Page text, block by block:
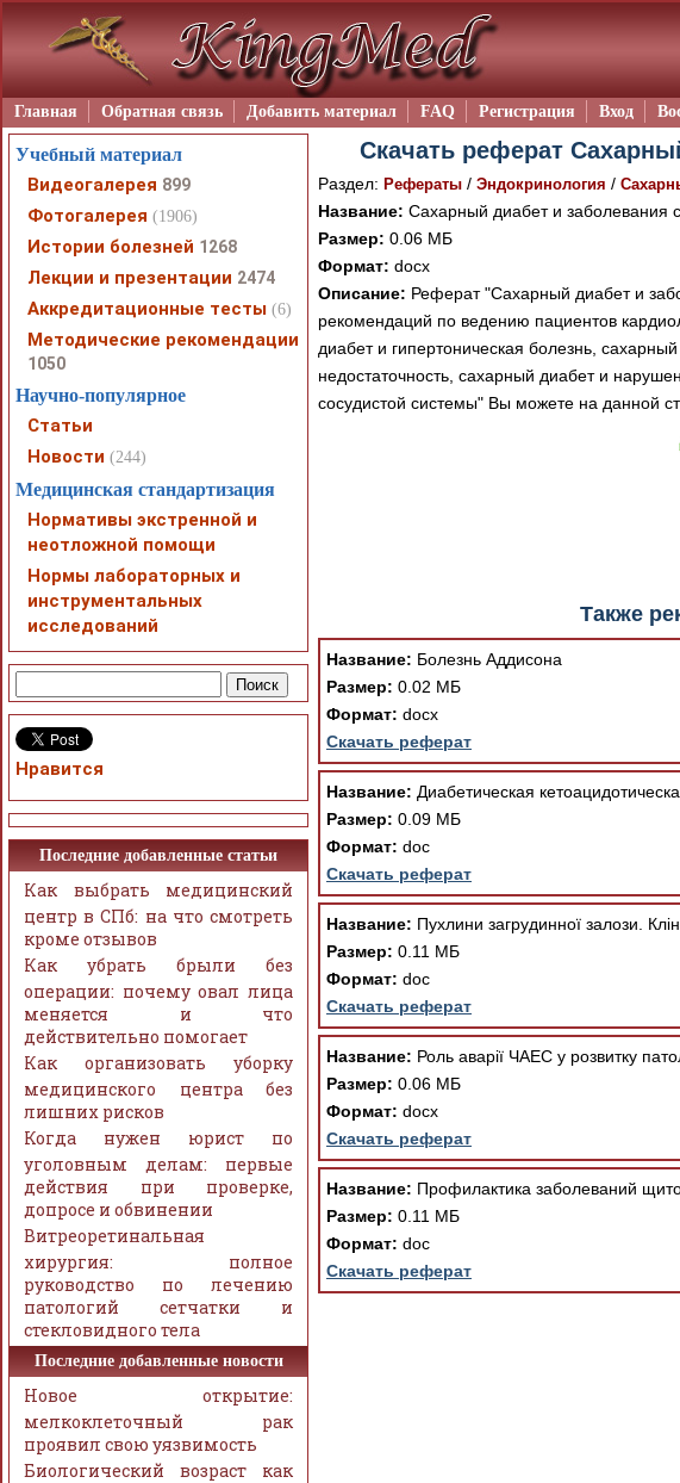
Главная Обратная связь Добавить материал FAQ Регистрация Вход
Скачать реферат
Раздел: Рефераты / Эндокринология /
Название: Сахарный диабет и заболевания
Размер: 0.06 МБ
Формат: docx
Описание: Реферат "Сахарный диабет и
рекомендаций по ведению пациентов
диабет и гипертоническая болезнь,
недостаточность, сахарный диабет и
сосудистой системы" Вы можете на данной
Также
Название: Болезнь Аддисона
Размер: 0.02 МБ
Формат: docx
Скачать реферат
Название: Диабетическая
Размер: 0.09 МБ
Формат: doc
Скачать реферат
Название: Пухлини загрудинної залози.
Размер: 0.11 МБ
Формат: doc
Скачать реферат
Название: Роль аварії ЧАЕС у розвитку
Размер: 0.06 МБ
Формат: docx
Скачать реферат
Название: Профилактика заболеваний
Размер: 0.11 МБ
Формат: doc
Скачать реферат
Учебный материал
Видеогалерея 899
Фотогалерея (1906)
Истории болезней 1268
Лекции и презентации 2474
Аккредитационные тесты (6)
Методические рекомендации
1050
Научно-популярное
Статьи
Новости (244)
Медицинская стандартизация
Нормативы экстренной и
неотложной помощи
Нормы лабораторных и
инструментальных
исследований
Нравится
Последние добавленные статьи
Как выбрать медицинский
центр в СПб: на что смотреть
кроме отзывов
Как убрать брыли без
операции: почему овал лица
меняется и что
действительно помогает
Как организовать уборку
медицинского центра без
лишних рисков
Когда нужен юрист по
уголовным делам: первые
действия при проверке,
допросе и обвинении
Витреоретинальная
хирургия: полное
руководство по лечению
патологий сетчатки и
стекловидного тела
Последние добавленные новости
Новое открытие:
мелкоклеточный рак
проявил свою уязвимость
Биологический возраст как